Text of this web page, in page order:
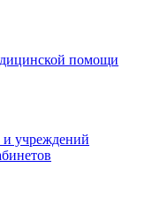
помощи
и учреждений